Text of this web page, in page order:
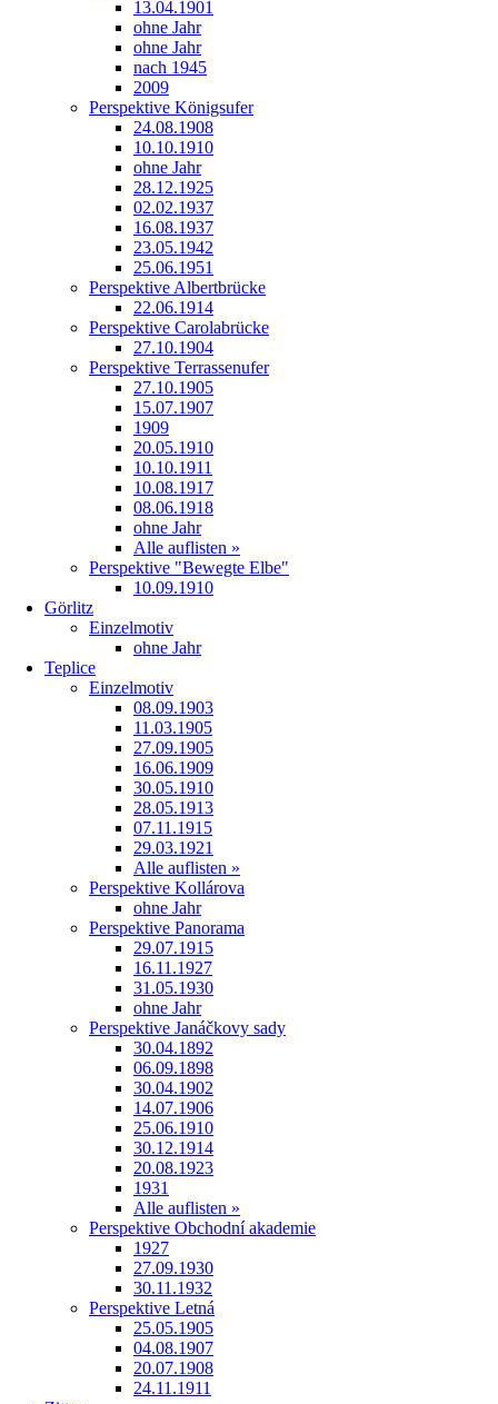
13.04.1901
ohne Jahr
ohne Jahr
nach 1945
2009
Perspektive Königsufer
24.08.1908
10.10.1910
ohne Jahr
28.12.1925
02.02.1937
16.08.1937
23.05.1942
25.06.1951
Perspektive Albertbrücke
22.06.1914
Perspektive Carolabrücke
27.10.1904
Perspektive Terrassenufer
27.10.1905
15.07.1907
1909
20.05.1910
10.10.1911
10.08.1917
08.06.1918
ohne Jahr
Alle auflisten »
Perspektive "Bewegte Elbe"
10.09.1910
Görlitz
Einzelmotiv
ohne Jahr
Teplice
Einzelmotiv
08.09.1903
11.03.1905
27.09.1905
16.06.1909
30.05.1910
28.05.1913
07.11.1915
29.03.1921
Alle auflisten »
Perspektive Kollárova
ohne Jahr
Perspektive Panorama
29.07.1915
16.11.1927
31.05.1930
ohne Jahr
Perspektive Janáčkovy sady
30.04.1892
06.09.1898
30.04.1902
14.07.1906
25.06.1910
30.12.1914
20.08.1923
1931
Alle auflisten »
Perspektive Obchodní akademie
1927
27.09.1930
30.11.1932
Perspektive Letná
25.05.1905
04.08.1907
20.07.1908
24.11.1911